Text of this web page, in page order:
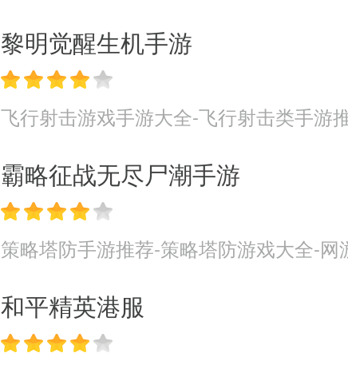
黎明觉醒生机手游
飞行射击游戏手游大全-飞行射击类手游
霸略征战无尽尸潮手游
策略塔防手游推荐-策略塔防游戏大全-网
和平精英港服